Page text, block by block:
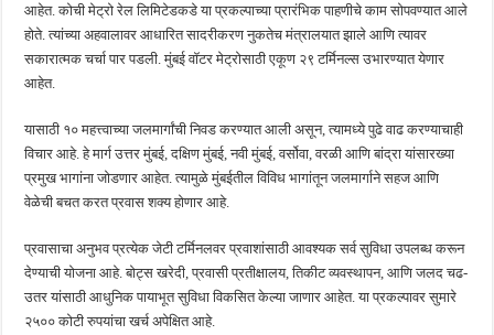
आहेत. कोची मेट्रो रेल लिमिटेडकडे या प्रकल्पाच्या प्रारंभिक पाहणीचे काम सोपवण्यात आले
होते. त्यांच्या अहवालावर आधारित सादरीकरण नुकतेच मंत्रालयात झाले आणि त्यावर
सकारात्मक चर्चा पार पडली. मुंबई वॉटर मेट्रोसाठी एकूण २९ टर्मिनल्स उभारण्यात येणार
आहेत.
यासाठी १० महत्त्वाच्या जलमार्गांची निवड करण्यात आली असून, त्यामध्ये पुढे वाढ करण्याचाही
विचार आहे. हे मार्ग उत्तर मुंबई, दक्षिण मुंबई, नवी मुंबई, वर्सोवा, वरळी आणि बांद्रा यांसारख्या
प्रमुख भागांना जोडणार आहेत. त्यामुळे मुंबईतील विविध भागांतून जलमार्गाने सहज आणि
वेळेची बचत करत प्रवास शक्य होणार आहे.
प्रवासाचा अनुभव प्रत्येक जेटी टर्मिनलवर प्रवाशांसाठी आवश्यक सर्व सुविधा उपलब्ध करून
देण्याची योजना आहे. बोट्स खरेदी, प्रवासी प्रतीक्षालय, तिकीट व्यवस्थापन, आणि जलद चढ-
उतर यांसाठी आधुनिक पायाभूत सुविधा विकसित केल्या जाणार आहेत. या प्रकल्पावर सुमारे
२५०० कोटी रुपयांचा खर्च अपेक्षित आहे.